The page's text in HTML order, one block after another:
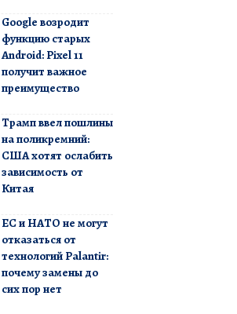
Google возродит
функцию старых
Android: Pixel 11
получит важное
преимущество
Трамп ввел пошлины
на поликремний:
США хотят ослабить
зависимость от
Китая
ЕС и НАТО не могут
отказаться от
технологий Palantir:
почему замены до
сих пор нет